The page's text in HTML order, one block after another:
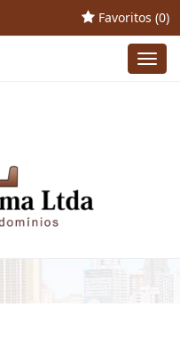
Favoritos (0)